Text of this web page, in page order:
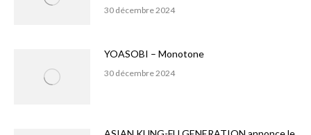
30 décembre 2024
YOASOBI – Monotone
30 décembre 2024